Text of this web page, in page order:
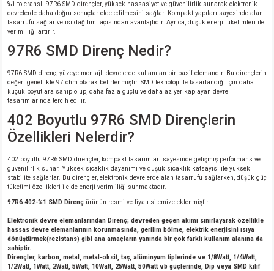
%1 toleranslı 97R6 SMD dirençler, yüksek hassasiyet ve güvenilirlik sunarak elektronik
devrelerde daha doğru sonuçlar elde edilmesini sağlar. Kompakt yapıları sayesinde alan
tasarrufu sağlar ve ısı dağılımı açısından avantajlıdır. Ayrıca, düşük enerji tüketimleri ile
verimliliği artırır.
97R6 SMD Direnç Nedir?
97R6 SMD direnç, yüzeye montajlı devrelerde kullanılan bir pasif elemandır. Bu dirençlerin
değeri genellikle 97 ohm olarak belirlenmiştir. SMD teknoloji ile tasarlandığı için daha
küçük boyutlara sahip olup, daha fazla güçlü ve daha az yer kaplayan devre
tasarımlarında tercih edilir.
402 Boyutlu 97R6 SMD Dirençlerin
Özellikleri Nelerdir?
402 boyutlu 97R6 SMD dirençler, kompakt tasarımları sayesinde gelişmiş performans ve
güvenilirlik sunar. Yüksek sıcaklık dayanımı ve düşük sıcaklık katsayısı ile yüksek
stabilite sağlarlar. Bu dirençler, elektronik devrelerde alan tasarrufu sağlarken, düşük güç
tüketimi özellikleri ile de enerji verimliliği sunmaktadır.
97R6 402-%1 SMD Direnç ürünün resmi ve fiyatı sitemize eklenmiştir.
Elektronik devre elemanlarından Direnç; devreden geçen akımı sınırlayarak özellikle
hassas devre elemanlarının korunmasında, gerilim bölme, elektrik enerjisini ısıya
dönüştürmek(rezistans) gibi ana amaçların yanında bir çok farklı kullanım alanına da
sahiptir.
Dirençler, karbon, metal, metal-oksit, taş, alüminyum tiplerinde ve 1/8Watt, 1/4Watt,
1/2Watt, 1Watt, 2Watt, 5Watt, 10Watt, 25Watt, 50Watt vb güçlerinde, Dip veya SMD kılıf